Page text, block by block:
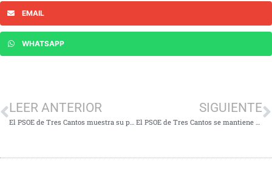
EMAIL
WHATSAPP
LEER ANTERIOR SIGUIENTE